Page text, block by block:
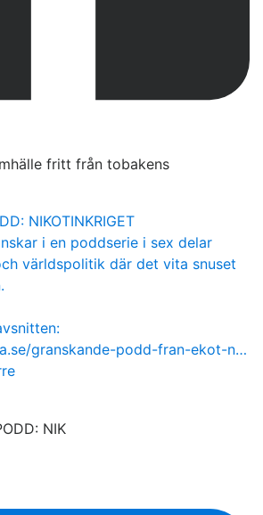
fritt från tobakens
NIKOTINKRIGET
i en poddserie i sex delar
världspolitik där det vita snuset
granskande-podd-fran-ekot-n…